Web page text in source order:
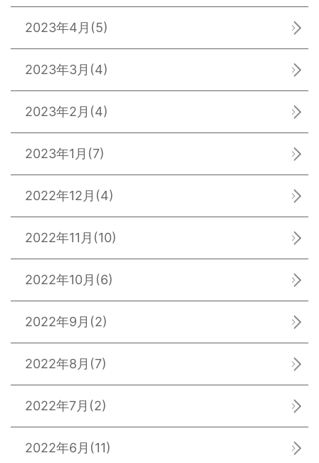
2023年4月 (5)
2023年3月 (4)
2023年2月 (4)
2023年1月 (7)
2022年12月 (4)
2022年11月 (10)
2022年10月 (6)
2022年9月 (2)
2022年8月 (7)
2022年7月 (2)
2022年6月 (11)